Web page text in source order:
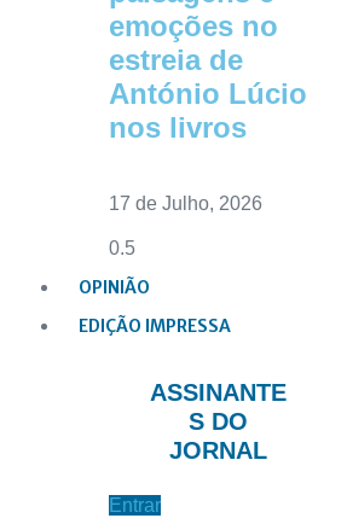
emoções no
estreia de
António Lúcio
nos livros
17 de Julho, 2026
OPINIÃO
EDIÇÃO IMPRESSA
ASSINANTE
S DO
JORNAL
Entrar